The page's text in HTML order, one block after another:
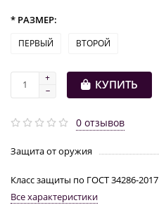
* РАЗМЕР:
ПЕРВЫЙ ВТОРОЙ
КУПИТЬ
0 отзывов
Защита от оружия
Класс защиты по ГОСТ 34286-2017
Все характеристики